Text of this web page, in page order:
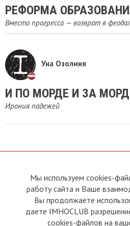
​РЕФОРМА
Вместо прогресса — возврат в
Уна Озолиня
И ПО МОРДЕ И ЗА
Ирония падежей
О сайте
Условия пользования
Политика конфиденциальности
Мы используем cookies-
работу сайта и Ваше
Вы продолжаете
даете IMHOCLUB
cookies-файлов на